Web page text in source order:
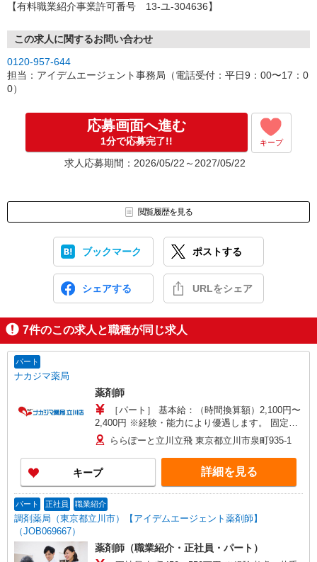
【有料職業紹介事業許可番号 13-ユ-304636】
この求人に関するお問い合わせ
0120-957-644
担当：アイデムエージェント事務局（電話受付：平日9：00〜17：0
0）
応募画面へ進む
1分で応募完了!! キープ
求人応募期間：2026/05/22～2027/05/22
閲覧履歴を見る
ブックマーク ポストする
シェアする URLをシェア
7件のこの求人と職種が同じ求人
パート
ナカジマ薬局
薬剤師
［パート］ 基本給：（時間換算額）2,100円〜
2,400円 ※経験・能力により優遇します。 固定残
業代：なし 被服手当：月額1,000円 通勤手当：実
費支給（上限あり） 月額30,000円 賃金締切日：
固定（月末以外） 毎月15日 賃金支払日：固定
（月末以外） 当月25日 昇給、賞与：なし
ららぽーと立川立飛 東京都立川市泉町935-1
キープ 詳細を見る
パート 正社員 職業紹介
調剤薬局（東京都立川市）【アイデムエージェント薬剤師】
（JOB069667）
薬剤師（職業紹介・正社員・パート）